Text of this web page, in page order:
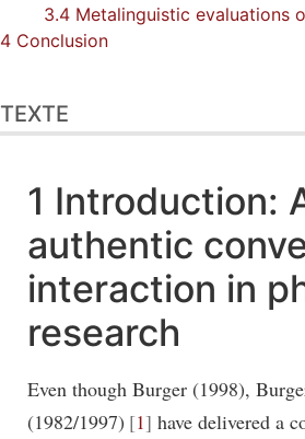
3.4 Metalinguistic evaluations
4 Conclusion
TEXTE
1 Introduction:
authentic
interaction in
research
Even though Burger (1998),
(1982/1997) 1 have delivered a